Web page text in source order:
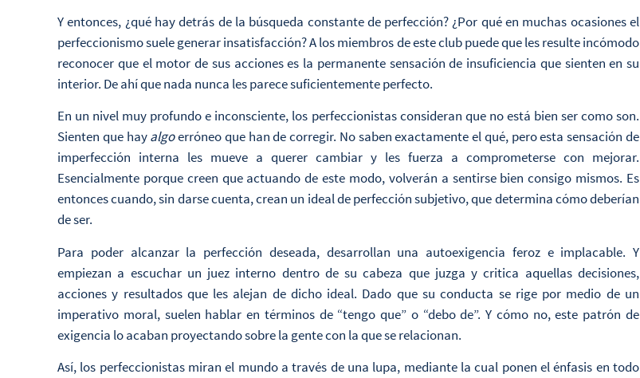
Y entonces, ¿qué hay detrás de la búsqueda constante de perfección? ¿Por qué en muchas ocasiones el
perfeccionismo suele generar insatisfacción? A los miembros de este club puede que les resulte incómodo
reconocer que el motor de sus acciones es la permanente sensación de insuficiencia que sienten en su
interior. De ahí que nada nunca les parece suficientemente perfecto.
En un nivel muy profundo e inconsciente, los perfeccionistas consideran que no está bien ser como son.
Sienten que hayalgoerróneo que han de corregir. No saben exactamente el qué, pero esta sensación de
imperfección interna les mueve a querer cambiar y les fuerza a comprometerse con mejorar.
Esencialmente porque creen que actuando de este modo, volverán a sentirse bien consigo mismos. Es
entonces cuando, sin darse cuenta, crean un ideal de perfección subjetivo, que determina cómo deberían
de ser.
Para poder alcanzar la perfección deseada, desarrollan una autoexigencia feroz e implacable. Y
empiezan a escuchar un juez interno dentro de su cabeza que juzga y critica aquellas decisiones,
acciones y resultados que les alejan de dicho ideal. Dado que su conducta se rige por medio de un
imperativo moral, suelen hablar en términos de “tengo que” o “debo de”. Y cómo no, este patrón de
exigencia lo acaban proyectando sobre la gente con la que se relacionan.
Así, los perfeccionistas miran el mundo a través de una lupa, mediante la cual ponen el énfasis en todo